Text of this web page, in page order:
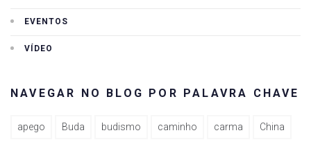
EVENTOS
VÍDEO
NAVEGAR NO BLOG POR PALAVRA CHAVE
apego Buda budismo caminho carma China